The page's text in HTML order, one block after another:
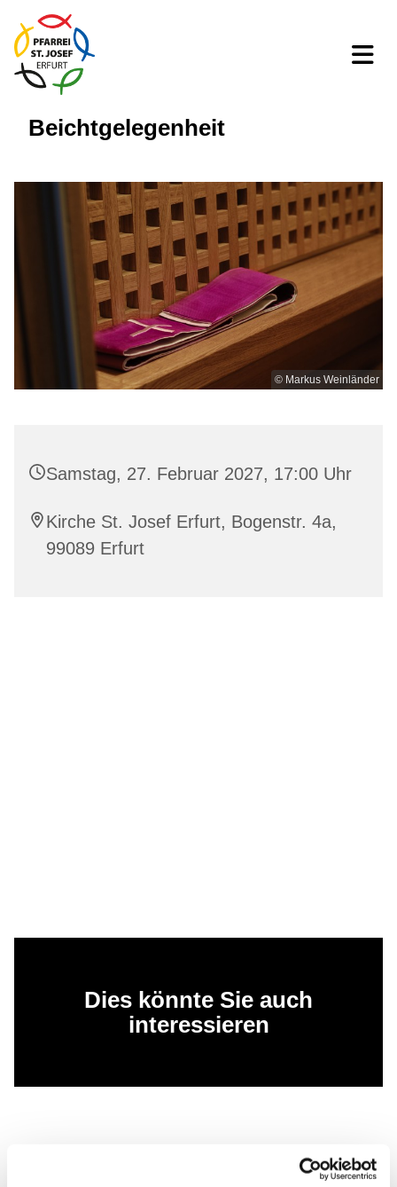
Beichtgelegenheit
© Markus Weinländer
Samstag, 27. Februar 2027, 17:00 Uhr
Kirche St. Josef Erfurt, Bogenstr. 4a,
99089 Erfurt
Dies könnte Sie auch
interessieren